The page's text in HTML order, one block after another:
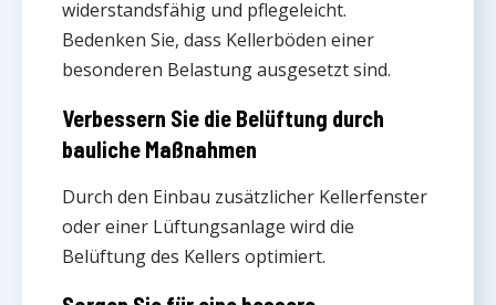
widerstandsfähig und pflegeleicht.
Bedenken Sie, dass Kellerböden einer
besonderen Belastung ausgesetzt sind.
Verbessern Sie die Belüftung durch
bauliche Maßnahmen
Durch den Einbau zusätzlicher Kellerfenster
oder einer Lüftungsanlage wird die
Belüftung des Kellers optimiert.